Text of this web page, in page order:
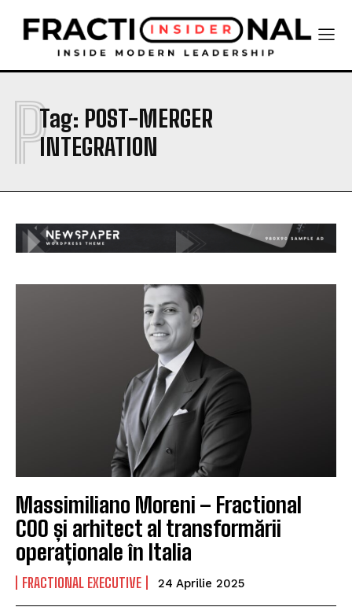
Tag: POST-MERGER
INTEGRATION
P
Massimiliano Moreni – Fractional
COO și arhitect al transformării
operaționale în Italia
FRACTIONAL EXECUTIVE 24 Aprilie 2025